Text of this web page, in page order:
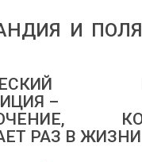
И
–
РАЗ В ЖИЗНИ